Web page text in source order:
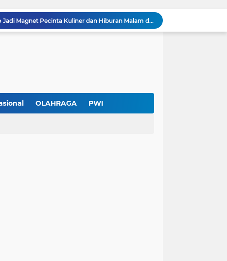
Pendekar Bar & Resto Jadi Magnet Pecinta Kuliner dan Hiburan Malam di Tangerang
Pengurus Baru dan Susun Agenda Strategis 2026
PWI Kota Tangerang Serahkan SK ke Kesbangpol, Wawan Fauzi: Peran Media Bisa Berdampak Besar hingga Fatal
OLAHRAGA PWI